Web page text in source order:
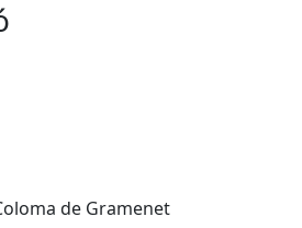
de Gramenet